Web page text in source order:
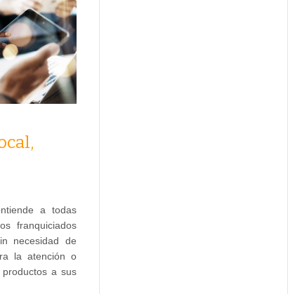
a todas
franquiciados
necesidad de
la atención o
a sus